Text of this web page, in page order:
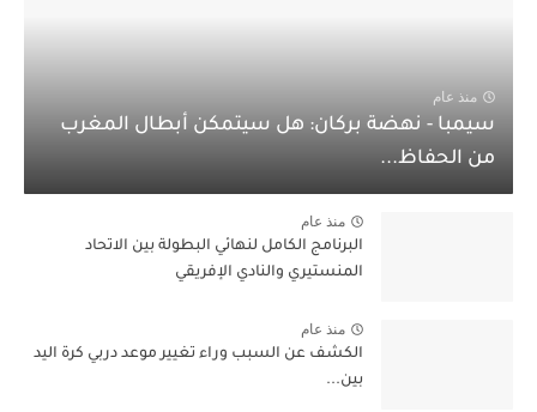
منذ عام
سيمبا - نهضة بركان: هل سيتمكن أبطال المغرب
من الحفاظ...
منذ عام
البرنامج الكامل لنهائي البطولة بين الاتحاد
المنستيري والنادي الإفريقي
منذ عام
الكشف عن السبب وراء تغيير موعد دربي كرة اليد
بين...